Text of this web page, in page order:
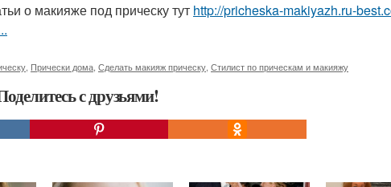
о макияже под прическу тут http://pricheska-makiyazh.ru-
Прически дома Сделать макияж прическу Стилист по прическам и макияжу
с друзьями!